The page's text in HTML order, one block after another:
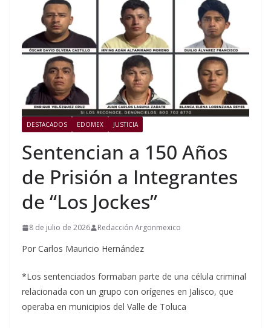
DESTACADOS EDOMEX JUSTICIA
Sentencian a 150 Años
de Prisión a Integrantes
de “Los Jockes”
8 de julio de 2026 Redacción Argonmexico
Por Carlos Mauricio Hernández
*Los sentenciados formaban parte de una célula criminal
relacionada con un grupo con orígenes en Jalisco, que
operaba en municipios del Valle de Toluca